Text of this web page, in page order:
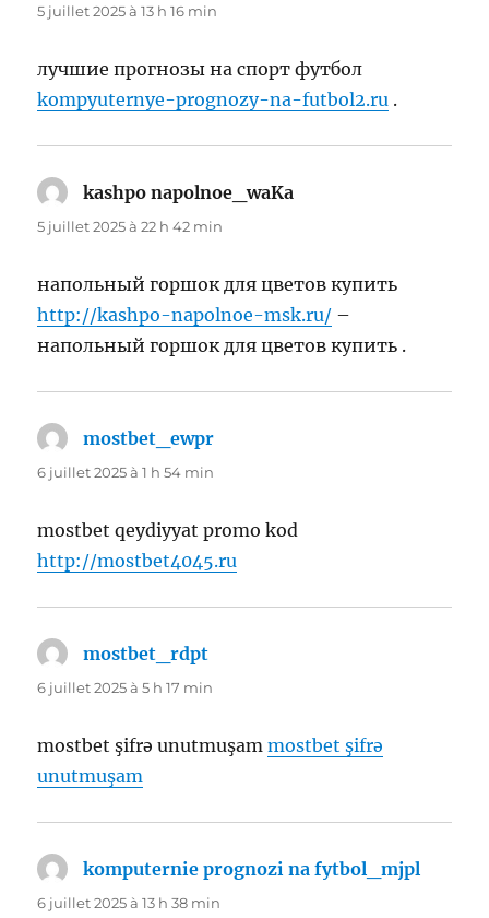
5 juillet 2025 à 13 h 16 min
лучшие прогнозы на спорт футбол
kompyuternye-prognozy-na-futbol2.ru .
kashpo napolnoe_waKa
5 juillet 2025 à 22 h 42 min
напольный горшок для цветов купить
http://kashpo-napolnoe-msk.ru/ –
напольный горшок для цветов купить .
mostbet_ewpr
6 juillet 2025 à 1 h 54 min
mostbet qeydiyyat promo kod
http://mostbet4045.ru
mostbet_rdpt
6 juillet 2025 à 5 h 17 min
mostbet şifrə unutmuşammostbet şifrə
unutmuşam
komputernie prognozi na fytbol_mjpl
6 juillet 2025 à 13 h 38 min